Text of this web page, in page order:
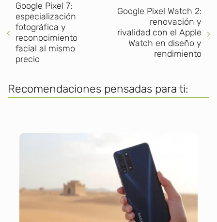
Google Pixel 7:
especialización
fotográfica y
reconocimiento
facial al mismo
precio
Google Pixel Watch 2:
renovación y
rivalidad con el Apple
Watch en diseño y
rendimiento
Recomendaciones pensadas para ti: